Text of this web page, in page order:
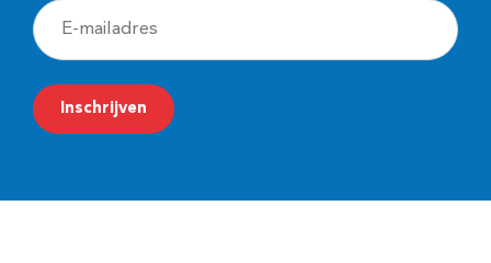
E
-
m
a
Inschrijven